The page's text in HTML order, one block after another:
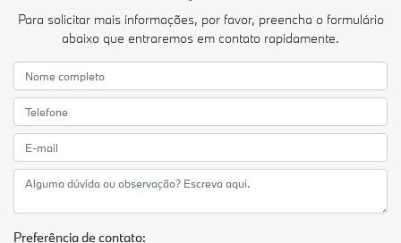
Para solicitar mais informações, por favor, preencha o formulário
abaixo que entraremos em contato rapidamente.
Preferência de contato: